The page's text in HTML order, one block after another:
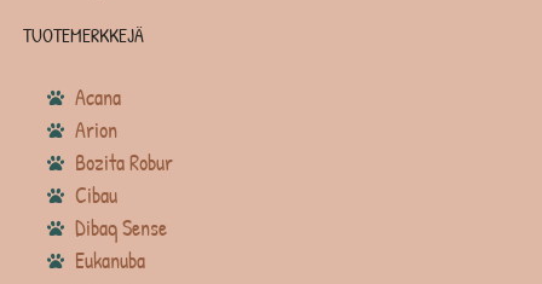
TUOTEMERKKEJÄ
Acana
Arion
Bozita Robur
Cibau
Dibaq Sense
Eukanuba